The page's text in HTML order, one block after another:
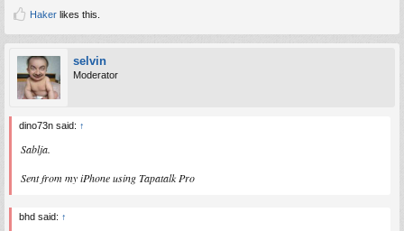
Haker likes this.
selvin
Moderator
dino73n said: ↑
Sablja.
Sent from my iPhone using Tapatalk Pro
bhd said: ↑